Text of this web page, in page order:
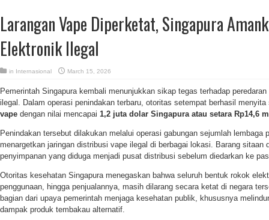
Larangan Vape Diperketat, Singapura
Elektronik Ilegal
in Internasional March 15, 2026
Pemerintah Singapura kembali menunjukkan sikap tegas terhadap
ilegal. Dalam operasi penindakan terbaru, otoritas setempat berhasil
vape dengan nilai mencapai 1,2 juta dolar Singapura atau setara Rp14,6
Penindakan tersebut dilakukan melalui operasi gabungan sejumlah lembaga
menargetkan jaringan distribusi vape ilegal di berbagai lokasi. Barang sitaan
penyimpanan yang diduga menjadi pusat distribusi sebelum diedarkan ke
Otoritas kesehatan Singapura menegaskan bahwa seluruh bentuk rokok
penggunaan, hingga penjualannya, masih dilarang secara ketat di negara
bagian dari upaya pemerintah menjaga kesehatan publik, khususnya
dampak produk tembakau alternatif.